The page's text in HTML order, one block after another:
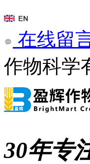
在线留
作物科学
30年专